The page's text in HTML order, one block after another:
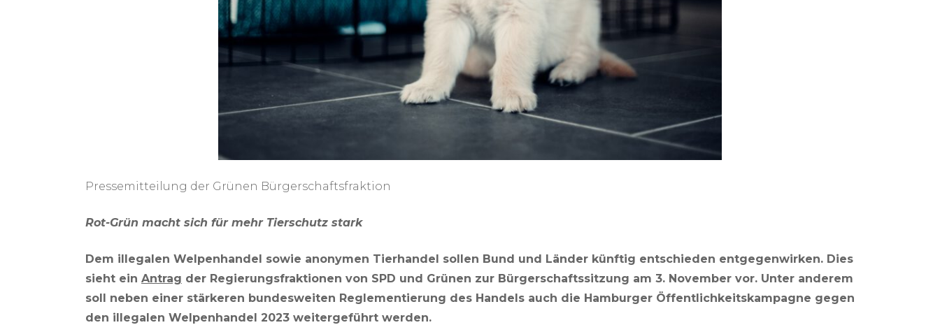
Hilfe für das Hamburger
Hamburger Fischmarkt –
Pressemitteilung der Grünen Bürgerschaftsfraktion
Rot-Grün macht sich für mehr Tierschutz stark
Dem illegalen Welpenhandel sowie anonymen Tierhandel sollen Bund und Länder künftig entschieden entgegenwirken. Dies
sieht ein Antrag der Regierungsfraktionen von SPD und Grünen zur Bürgerschaftssitzung am 3. November vor. Unter anderem
soll neben einer stärkeren bundesweiten Reglementierung des Handels auch die Hamburger Öffentlichkeitskampagne gegen
den illegalen Welpenhandel 2023 weitergeführt werden.